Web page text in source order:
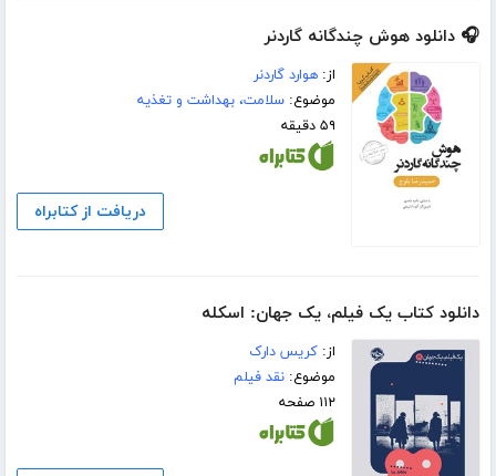
🎧 دانلود هوش چندگانه گاردنر
از:هوارد گاردنر
موضوع:سلامت، بهداشت و تغذیه
۵۹ دقیقه
دریافت از کتابراه
دانلود کتاب یک فیلم، یک جهان: اسکله
از:کریس دارک
موضوع:نقد فیلم
۱۱۲ صفحه